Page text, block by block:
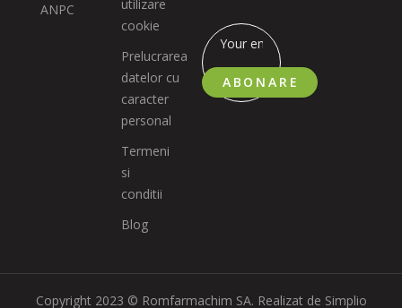
ANPC
utilizare
cookie
Prelucrarea
datelor cu
caracter
personal
Termeni
si
conditii
Blog
ABONARE
Copyright 2023 © Romfarmachim SA. Realizat de Simplio